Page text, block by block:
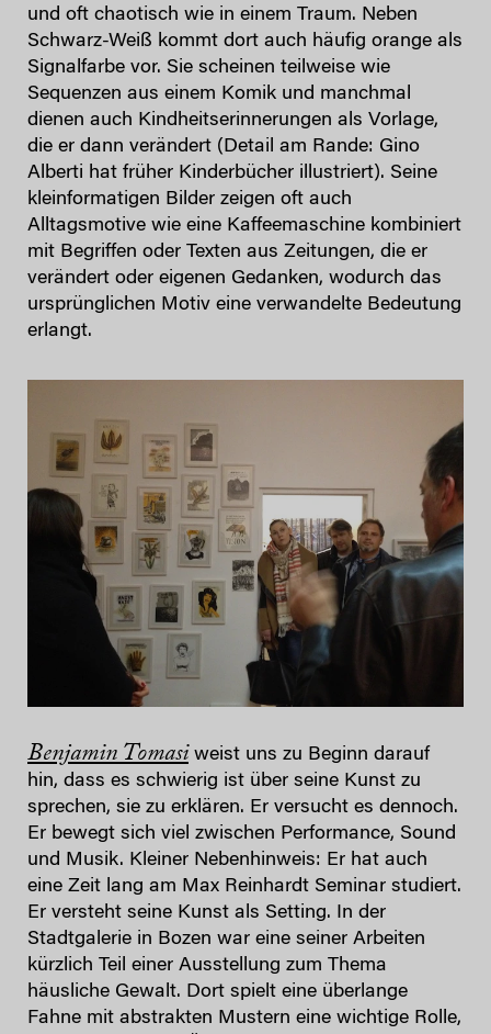
und oft chaotisch wie in einem Traum. Neben
Schwarz-Weiß kommt dort auch häufig orange als
Signalfarbe vor. Sie scheinen teilweise wie
Sequenzen aus einem Komik und manchmal
dienen auch Kindheitserinnerungen als Vorlage,
die er dann verändert (Detail am Rande: Gino
Alberti hat früher Kinderbücher illustriert). Seine
kleinformatigen Bilder zeigen oft auch
Alltagsmotive wie eine Kaffeemaschine kombiniert
mit Begriffen oder Texten aus Zeitungen, die er
verändert oder eigenen Gedanken, wodurch das
ursprünglichen Motiv eine verwandelte Bedeutung
erlangt.
Benjamin Tomasi weist uns zu Beginn darauf
hin, dass es schwierig ist über seine Kunst zu
sprechen, sie zu erklären. Er versucht es dennoch.
Er bewegt sich viel zwischen Performance, Sound
und Musik. Kleiner Nebenhinweis: Er hat auch
eine Zeit lang am Max Reinhardt Seminar studiert.
Er versteht seine Kunst als Setting. In der
Stadtgalerie in Bozen war eine seiner Arbeiten
kürzlich Teil einer Ausstellung zum Thema
häusliche Gewalt. Dort spielt eine überlange
Fahne mit abstrakten Mustern eine wichtige Rolle,